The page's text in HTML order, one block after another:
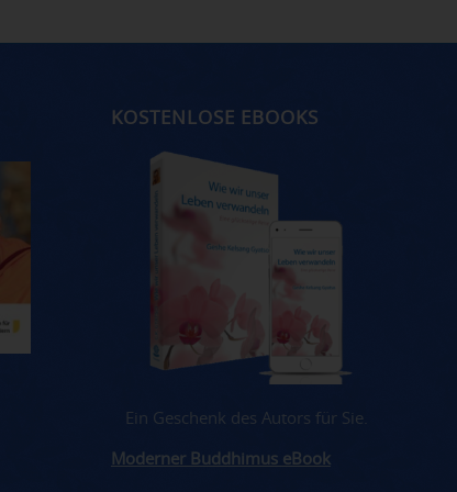
KOSTENLOSE EBOOKS
Ein Geschenk des Autors für Sie.
Moderner Buddhimus eBook